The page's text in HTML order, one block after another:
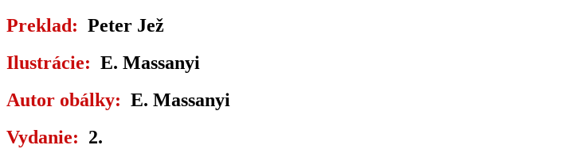
Preklad: Peter Jež
Ilustrácie: E. Massanyi
Autor obálky: E. Massanyi
Vydanie: 2.